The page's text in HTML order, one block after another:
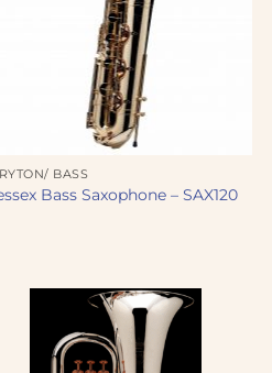
BASS
Bass Saxophone – SAX120